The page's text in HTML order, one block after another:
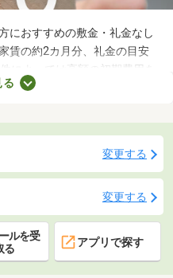
におすすめの敷金・礼金なし
賃の約2カ月分、礼金の目安
によっては高額の初期費用を
に必要な家具や家電、インテ
変更する
変更する
ルを受
る
アプリで探す